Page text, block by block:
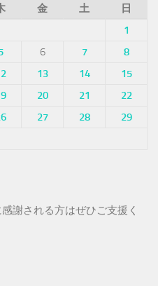
金 土
日
1
6 7
8
13 14
15
20 21
22
27 28
29
謝される方はぜひご支援く